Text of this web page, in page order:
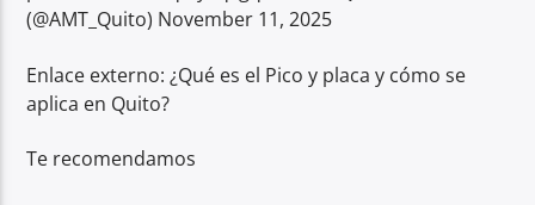
(@AMT_Quito) November 11, 2025
Enlace externo: ¿Qué es el Pico y placa y cómo se
aplica en Quito?
Te recomendamos